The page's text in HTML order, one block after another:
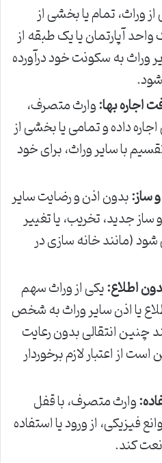
وراث، تمام یا بخشی از
آپارتمان یا یک طبقه از
وراث به سکونت خود درآورده
اجاره بها:وارث متصرف،
داده و تمامی یا بخشی از
با سایر وراث، برای خود
ساز:بدون اذن و رضایت سایر
جدید، تخریب، یا تغییر
(مانند خانه سازی در
اطلاع:یکی از وراث سهم
یا اذن سایر وراث به شخص
چنین انتقالی بدون رعایت
از اعتبار لازم برخوردار
وارث متصرف، با قفل
فیزیکی، از ورود یا استفاده
کند.